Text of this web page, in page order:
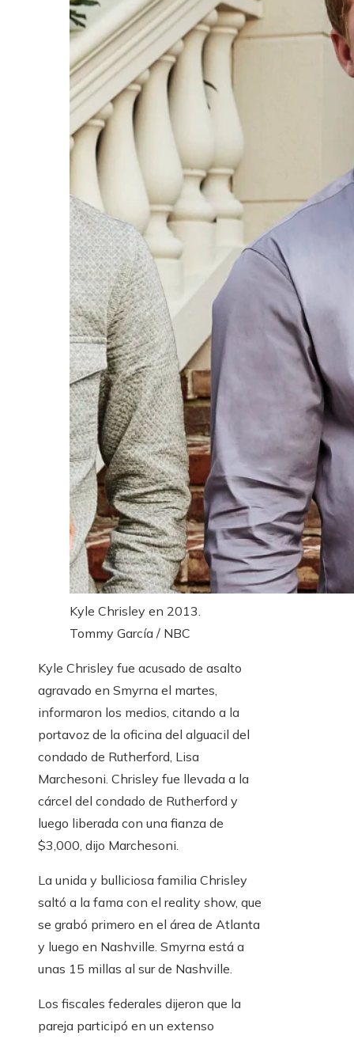
Kyle Chrisley en 2013.
Tommy García / NBC
Kyle Chrisley fue acusado de asalto
agravado en Smyrna el martes,
informaron los medios, citando a la
portavoz de la oficina del alguacil del
condado de Rutherford, Lisa
Marchesoni. Chrisley fue llevada a la
cárcel del condado de Rutherford y
luego liberada con una fianza de
$3,000, dijo Marchesoni.
La unida y bulliciosa familia Chrisley
saltó a la fama con el reality show, que
se grabó primero en el área de Atlanta
y luego en Nashville. Smyrna está a
unas 15 millas al sur de Nashville.
Los fiscales federales dijeron que la
pareja participó en un extenso